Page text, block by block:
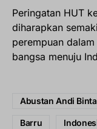
Peringatan HUT
diharapkan
perempuan
bangsa menuju
Abustan Andi
Barru